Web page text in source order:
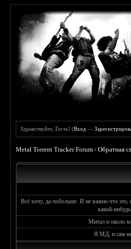
Здравствуйте, Гость! (Вход —
Metal Torrent Tracker Forum ›Обратная
Всё хочу, да побольше. И не важно что это,
какой-
Митал и около
Я МД, и сам